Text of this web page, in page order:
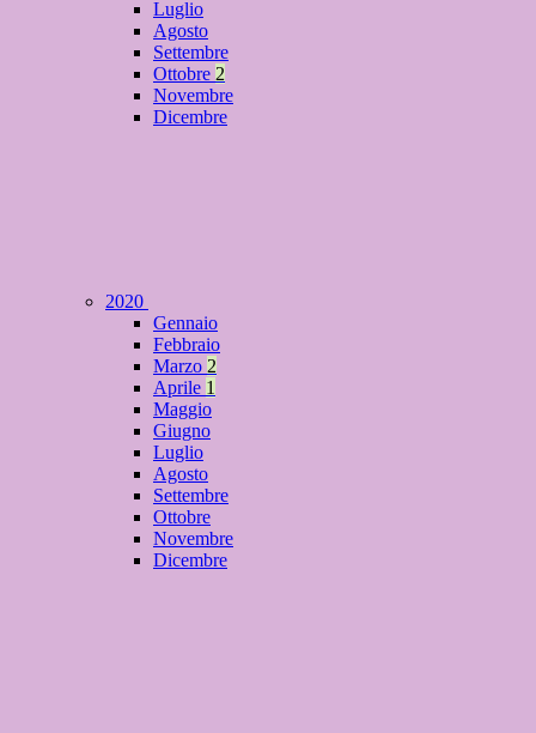
Luglio
Agosto
Settembre
Ottobre 2
Novembre
Dicembre
2020
Gennaio
Febbraio
Marzo 2
Aprile 1
Maggio
Giugno
Luglio
Agosto
Settembre
Ottobre
Novembre
Dicembre